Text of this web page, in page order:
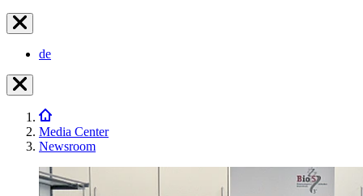
de
Media Center
Newsroom